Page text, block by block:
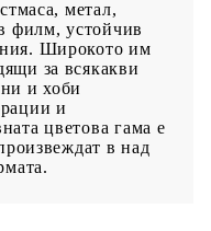
метал,
филм, устойчив
Широкото им
за всякакви
и хоби
и
цветова гама е
в над